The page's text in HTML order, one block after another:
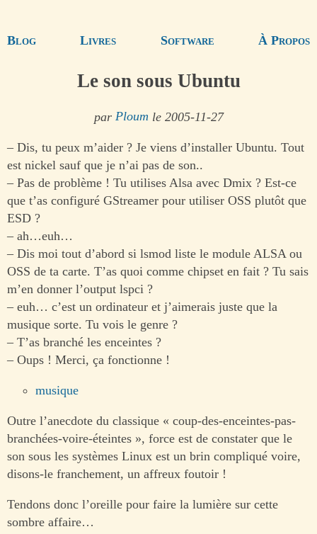
Blog Livres Software À Propos
Le son sous Ubuntu
par Ploum le 2005-11-27
– Dis, tu peux m’aider ? Je viens d’installer Ubuntu. Tout
est nickel sauf que je n’ai pas de son..
– Pas de problème ! Tu utilises Alsa avec Dmix ? Est-ce
que t’as configuré GStreamer pour utiliser OSS plutôt que
ESD ?
– ah…euh…
– Dis moi tout d’abord si lsmod liste le module ALSA ou
OSS de ta carte. T’as quoi comme chipset en fait ? Tu sais
m’en donner l’output lspci ?
– euh… c’est un ordinateur et j’aimerais juste que la
musique sorte. Tu vois le genre ?
– T’as branché les enceintes ?
– Oups ! Merci, ça fonctionne !
musique
Outre l’anecdote du classique « coup-des-enceintes-pas-
branchées-voire-éteintes », force est de constater que le
son sous les systèmes Linux est un brin compliqué voire,
disons-le franchement, un affreux foutoir !
Tendons donc l’oreille pour faire la lumière sur cette
sombre affaire…